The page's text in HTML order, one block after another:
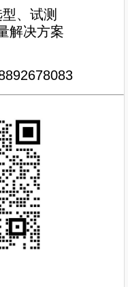
、试测
解决方案